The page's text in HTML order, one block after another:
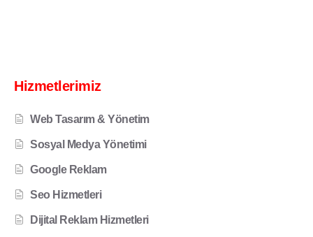
Hizmetlerimiz
Web Tasarım & Yönetim
Sosyal Medya Yönetimi
Google Reklam
Seo Hizmetleri
Dijital Reklam Hizmetleri